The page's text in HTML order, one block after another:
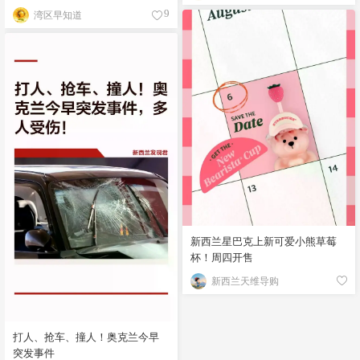
湾区早知道 9
新西兰星巴克上新可爱小熊草莓
杯！周四开售
新西兰天维导购
打人、抢车、撞人！奥克兰今早
突发事件